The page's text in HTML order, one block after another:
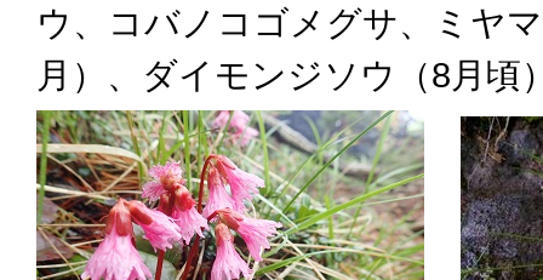
ウ、コバノコゴメグサ、ミヤ
月）、ダイモンジソウ（8月頃